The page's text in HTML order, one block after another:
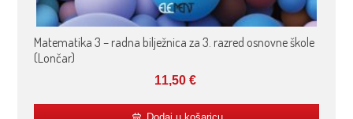
Matematika 3 – radna bilježnica za 3. razred osnovne škole
(Lončar)
11,50 €